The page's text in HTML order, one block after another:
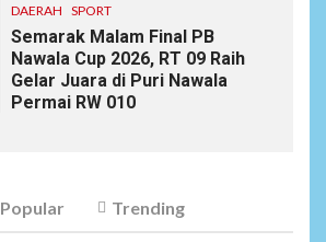
DAERAH SPORT
Semarak Malam Final PB
Nawala Cup 2026, RT 09 Raih
Gelar Juara di Puri Nawala
Permai RW 010
Popular Trending